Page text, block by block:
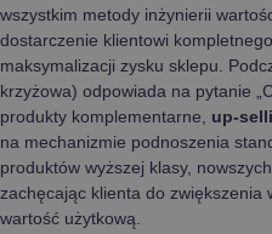
wszystkim metody inżynierii
dostarczenie klientowi
maksymalizacji zysku sklepu.
krzyżowa) odpowiada na pytanie
produkty komplementarne, up-
na mechanizmie podnoszenia
produktów wyższej klasy,
zachęcając klienta do zwiększenia
wartość użytkową.